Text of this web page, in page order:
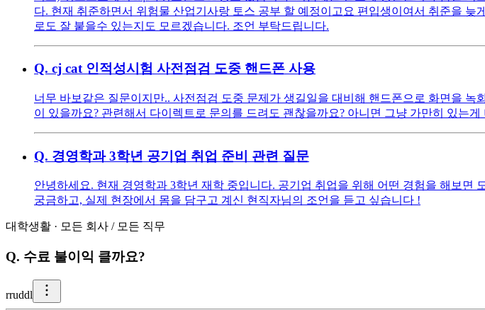
다. 현재 취준하면서 위험물 산업기사랑 토스 공부 할 예정이고요 편입생이여서 취준을
로도 잘 붙을수 있는지도 모르겠습니다. 조언 부탁드립니다.
Q. cj cat 인적성시험 사전점검 도중 핸드폰 사용
너무 바보같은 질문이지만.. 사전점검 도중 문제가 생길일을 대비해 핸드폰으로 화면을
이 있을까요? 관련해서 다이렉트로 문의를 드려도 괜찮을까요? 아니면 그냥 가만히 있는게
Q. 경영학과 3학년 공기업 취업 준비 관련 질문
안녕하세요. 현재 경영학과 3학년 재학 중입니다. 공기업 취업을 위해 어떤 경험을 해보면
궁금하고, 실제 현장에서 몸을 담구고 계신 현직자님의 조언을 듣고 싶습니다 !
대학생활 · 모든 회사 / 모든 직무
Q. 수료 불이익 클까요?
rruddl